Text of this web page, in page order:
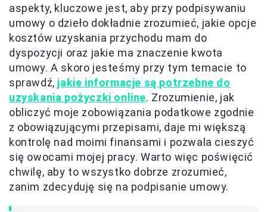
aspekty, kluczowe jest, aby przy podpisywaniu
umowy o dzieło dokładnie zrozumieć, jakie opcje
kosztów uzyskania przychodu mam do
dyspozycji oraz jakie ma znaczenie kwota
umowy. A skoro jesteśmy przy tym temacie to
sprawdź, jakie informacje są potrzebne do
uzyskania pożyczki online. Zrozumienie, jak
obliczyć moje zobowiązania podatkowe zgodnie
z obowiązującymi przepisami, daje mi większą
kontrolę nad moimi finansami i pozwala cieszyć
się owocami mojej pracy. Warto więc poświęcić
chwilę, aby to wszystko dobrze zrozumieć,
zanim zdecyduję się na podpisanie umowy.